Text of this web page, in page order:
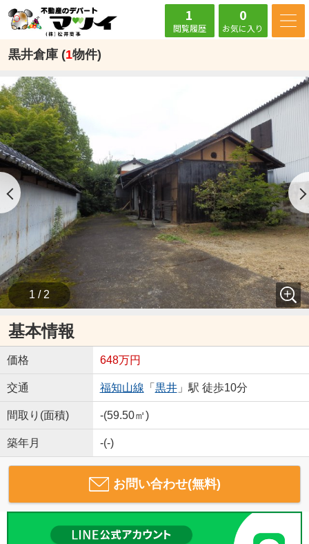
1
閲覧履歴
0
お気に入り
黒井倉庫 (1物件)
1 / 2
基本情報
価格 648万円
交通 福知山線 「 黒井」駅 徒歩10分
間取り(面積) -(59.50㎡)
築年月 -(-)
お問い合わせ(無料)